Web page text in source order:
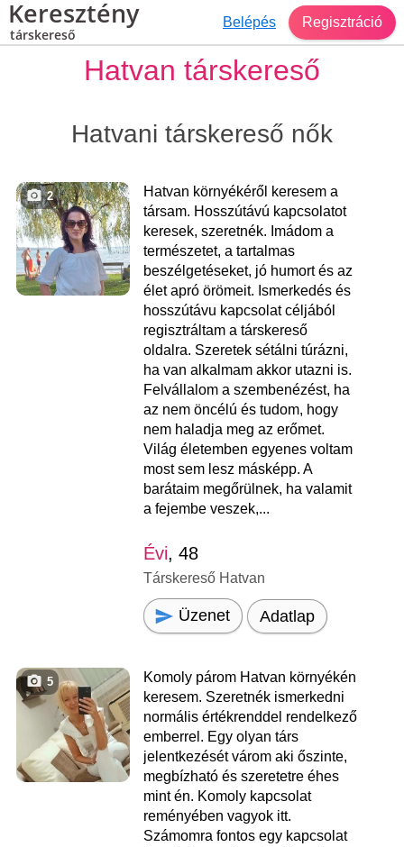
Keresztény
társkereső
Belépés Regisztráció
Hatvan társkereső
Hatvani társkereső nők
2
Hatvan környékéről keresem a
társam. Hosszútávú kapcsolatot
keresek, szeretnék. Imádom a
természetet, a tartalmas
beszélgetéseket, jó humort és az
élet apró örömeit. Ismerkedés és
hosszútávu kapcsolat céljából
regisztráltam a társkereső
oldalra. Szeretek sétálni túrázni,
ha van alkalmam akkor utazni is.
Felvállalom a szembenézést, ha
az nem öncélú és tudom, hogy
nem haladja meg az erőmet.
Világ életemben egyenes voltam
most sem lesz másképp. A
barátaim megőrülnek, ha valamit
a fejembe veszek,...
Évi, 48
Társkereső Hatvan
Üzenet Adatlap
5
Komoly párom Hatvan környékén
keresem. Szeretnék ismerkedni
normális értékrenddel rendelkező
emberrel. Egy olyan társ
jelentkezését várom aki őszinte,
megbízható és szeretetre éhes
mint én. Komoly kapcsolat
reményében vagyok itt.
Számomra fontos egy kapcsolat